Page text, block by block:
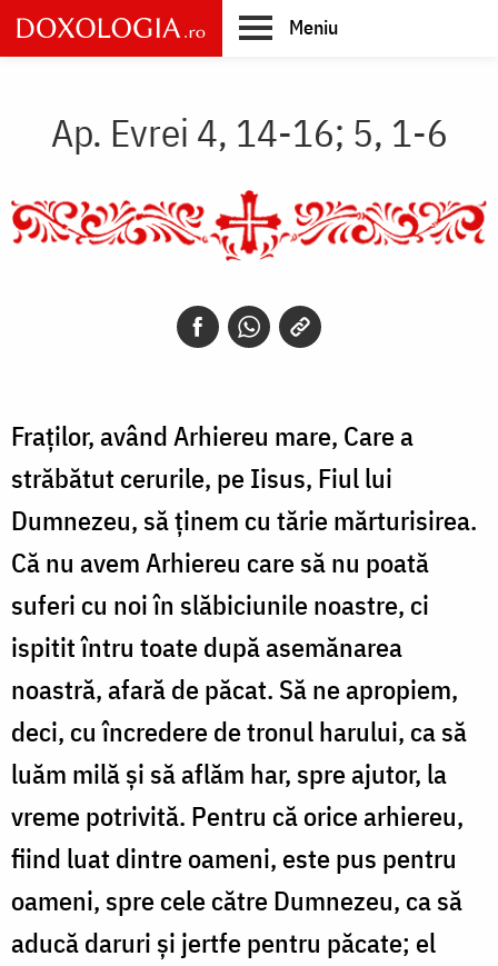
Skip
to
main
Meniu
Ap. Evrei 4, 14-16; 5, 1-6
Fraților, având Arhiereu mare, Care a
străbătut cerurile, pe Iisus, Fiul lui
Dumnezeu, să ținem cu tărie mărturisirea.
Că nu avem Arhiereu care să nu poată
suferi cu noi în slăbiciunile noastre, ci
ispitit întru toate după asemănarea
noastră, afară de păcat. Să ne apropiem,
deci, cu încredere de tronul harului, ca să
luăm milă și să aflăm har, spre ajutor, la
vreme potrivită. Pentru că orice arhiereu,
fiind luat dintre oameni, este pus pentru
oameni, spre cele către Dumnezeu, ca să
aducă daruri și jertfe pentru păcate; el